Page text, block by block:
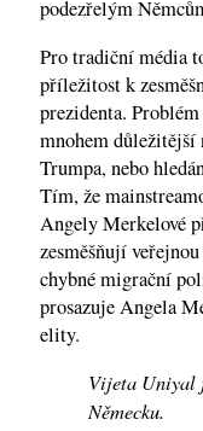
podezřelým
Pro tradiční média
příležitost k
prezidenta.
mnohem důležitější
Trumpa, nebo
Tím, že
Angely Merkelové
zesměšňují
chybné migrační
prosazuje Angela
elity.
Vijeta Uniyal
Německu.